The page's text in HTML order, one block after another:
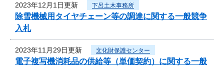
2023年12月1日更新 下呂土木事務所
除雪機械用タイヤチェーン等の調達に関する一般競争
入札
2023年11月29日更新 文化財保護センター
電子複写機消耗品の供給等（単価契約）に関する一般